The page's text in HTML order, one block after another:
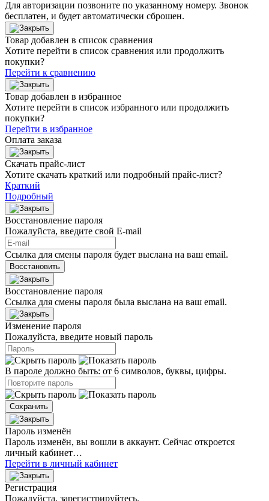
Для авторизации позвоните по указанному номеру. Звонок
бесплатен, и будет автоматически сброшен.
Товар добавлен в список сравнения
Хотите перейти в список сравнения или продолжить
покупки?
Перейти к сравнению
Товар добавлен в избранное
Хотите перейти в список избранного или продолжить
покупки?
Перейти в избранное
Оплата заказа
Скачать прайс-лист
Хотите скачать краткий или подробный прайс-лист?
Краткий
Подробный
Восстановление пароля
Пожалуйста, введите свой E‑mail
Ссылка для смены пароля будет выслана на ваш email.
Восстановить
Восстановление пароля
Ссылка для смены пароля была выслана на ваш email.
Изменение пароля
Пожалуйста, введите новый пароль
В пароле должно быть: от 6 символов, буквы, цифры.
Сохранить
Пароль изменён
Пароль изменён, вы вошли в аккаунт. Сейчас откроется
личный кабинет…
Перейти в личный кабинет
Регистрация
Пожалуйста, зарегистрируйтесь.